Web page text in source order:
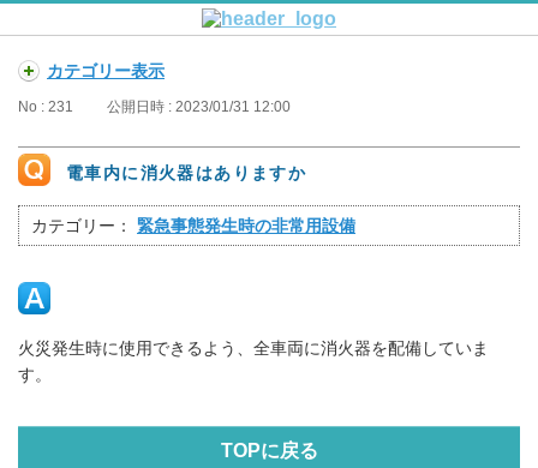
カテゴリー表示
No : 231 公開日時 : 2023/01/31 12:00
電車内に消火器はありますか
カテゴリー： 緊急事態発生時の非常用設備
火災発生時に使用できるよう、全車両に消火器を配備していま
す。
TOPに戻る